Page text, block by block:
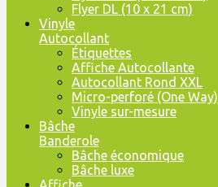
Flyer DL (10 x 21 cm)
Vinyle
Autocollant
Étiquettes
Affiche Autocollante
Autocollant Rond XXL
Micro-perforé (One Way)
Vinyle sur-mesure
Bâche
Banderole
Bâche économique
Bâche luxe